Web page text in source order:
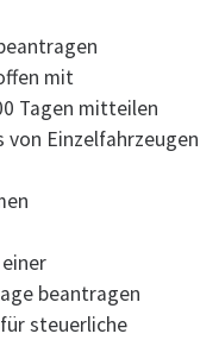
mit
Tagen mitteilen
von Einzelfahrzeugen
beantragen
steuerliche